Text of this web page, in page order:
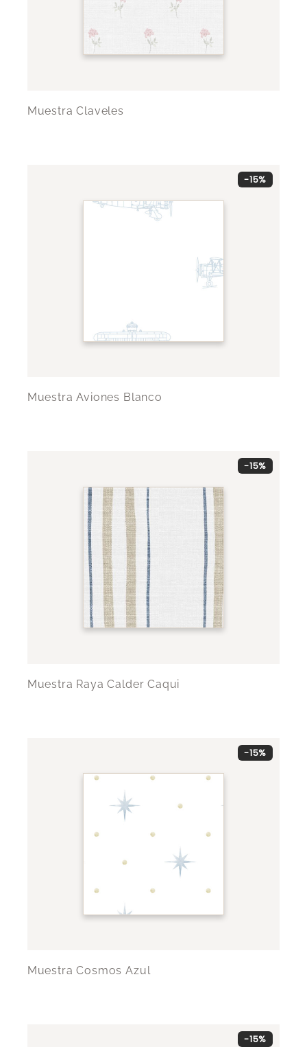
Muestra Claveles
Muestra Aviones Blanco
-15%
Muestra Raya Calder Caqui
-15%
Muestra Cosmos Azul
-15%
-15%